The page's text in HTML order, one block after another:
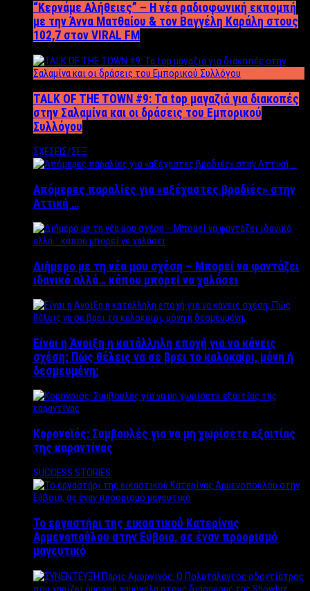
“Kερνάμε Αλήθειες” – Η νέα ραδιοφωνική εκπομπή
με την Άννα Ματθαίου & τον Βαγγέλη Καράλη στους
102,7 στον VIRAL FM
TALK OF THE TOWN #9: Τα top μαγαζιά για διακοπές
στην Σαλαμίνα και οι δράσεις του Εμπορικού
Συλλόγου
ΣΧΕΣΕΙΣ/ΣΕΞ
Απόμερες παραλίες για «αξέχαστες βραδιές» στην
Αττική …
Διήμερο με τη νέα μου σχέση – Μπορεί να φαντάζει
ιδανικό αλλά… κάπου μπορεί να χαλάσει
Είναι η Άνοιξη η κατάλληλη εποχή για να κάνεις
σχέση; Πώς θέλεις να σε βρει το καλοκαίρι, μόνη ή
δεσμευμένη;
Κορονοϊός: Συμβουλές για να μη χωρίσετε εξαιτίας
της καραντίνας
SUCCESS STORIES
Το εργαστήρι της εικαστικού Κατερίνας
Αρμενοπούλου στην Εύβοια, σε έναν προορισμό
μαγευτικό